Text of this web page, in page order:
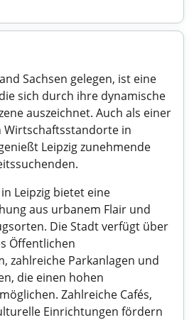
Sachsen gelegen, ist eine
sich durch ihre dynamische
auszeichnet. Auch als einer
in
Leipzig zunehmende
Leipzig bietet eine
aus urbanem Flair und
Die Stadt verfügt über
Öffentlichen
zahlreiche Parkanlagen und
die einen hohen
Zahlreiche Cafés,
Einrichtungen fördern